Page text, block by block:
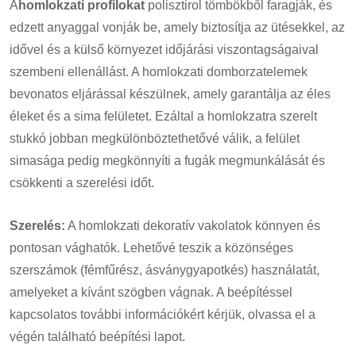
A homlokzati profilokat polisztirol tömbökből faragják, és
edzett anyaggal vonják be, amely biztosítja az ütésekkel, az
idővel és a külső környezet időjárási viszontagságaival
szembeni ellenállást. A homlokzati domborzatelemek
bevonatos eljárással készülnek, amely garantálja az éles
éleket és a sima felületet. Ezáltal a homlokzatra szerelt
stukkó jobban megkülönböztethetővé válik, a felület
simasága pedig megkönnyíti a fugák megmunkálását és
csökkenti a szerelési időt.
Szerelés: A homlokzati dekoratív vakolatok könnyen és
pontosan vághatók. Lehetővé teszik a közönséges
szerszámok (fémfűrész, ásványgyapotkés) használatát,
amelyeket a kívánt szögben vágnak. A beépítéssel
kapcsolatos további információkért kérjük, olvassa el a
végén található beépítési lapot.